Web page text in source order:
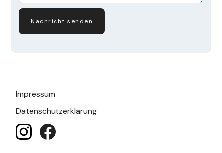
Impressum
Datenschutzerklärung